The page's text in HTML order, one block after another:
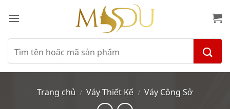
qua
dungTìm
kiếm:
Trang chủ / Váy Thiết Kế / Váy Công Sở